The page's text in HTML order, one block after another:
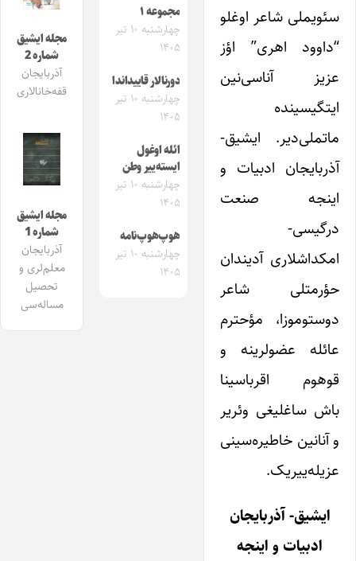
سئویملی شاعر اوغلو
“داوود اهری” اؤز
عزیز آناسی‌نین
ایتگیسینده
ماتملی‌دیر. ایشیق-
آذربایجان ادبیات و
اینجه صنعت
درگیسی-
امکداشلاری آدیندان
حؤرمتلی شاعر
دوستوموزا، مؤحترم
عائله عضولرینه و
قوهوم اقرباسینا
باش ساغلیغی وئریر
و آنانین خاطیره‌سینی
عزیله‌ییریک.
ایشیق- آذربایجان
ادبیات و اینجه
مجموعه ۱
چهارشنبه ۱۰ تیر
۱۴۰۵
دورنالار قاییداندا
چهارشنبه ۱۰ تیر
۱۴۰۵
ائله اوغول
ایسته‌ییر وطن
چهارشنبه ۱۰ تیر
۱۴۰۵
هوپ‌هوپ‌نامه
چهارشنبه ۱۰ تیر
۱۴۰۵
مجله ایشیق
شماره 2
آذربایجان
قفه‌خانالاری
مجله ایشیق
شماره 1
آذربایجان
معلم‌لری و
تحصیل
مساله‌سی